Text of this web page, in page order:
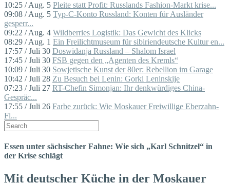
10:25 / Aug. 5 Pleite statt Profit: Russlands Fashion-Markt krise...
09:08 / Aug. 5 Typ-C-Konto Russland: Konten für Ausländer
gesperr...
09:22 / Aug. 4 Wildberries Logistik: Das Gewicht des Klicks
08:29 / Aug. 1 Ein Freilichtmuseum für sibiriendeutsche Kultur en...
17:57 / Juli 30 Doswidanja Russland – Shalom Israel
17:45 / Juli 30 FSB gegen den „Agenten des Kremls“
10:09 / Juli 30 Sowjetische Kunst der 80er: Rebellion im Garage
10:42 / Juli 28 Zu Besuch bei Lenin: Gorki Leninskije
07:23 / Juli 27 RT-Chefin Simonjan: Ihr denkwürdiges China-
Gespräc...
17:55 / Juli 26 Farbe zurück: Wie Moskauer Freiwillige Eberzahn-
Fl...
Essen unter sächsischer Fahne: Wie sich „Karl Schnitzel“ in
der Krise schlägt
Mit deutscher Küche in der Moskauer